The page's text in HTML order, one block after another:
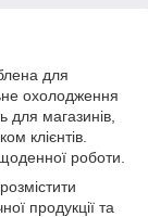
для
охолодження
для магазинів,
клієнтів.
роботи.
продукції та